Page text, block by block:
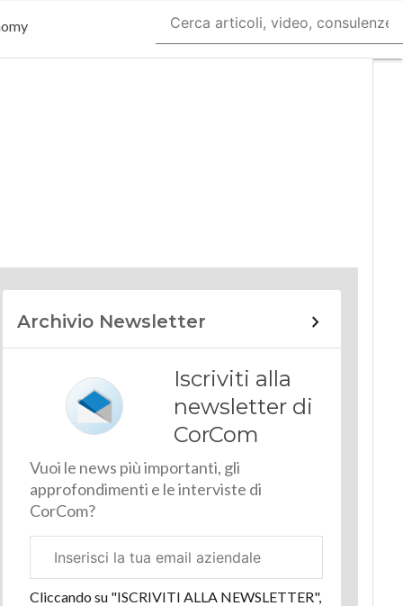
Archivio Newsletter
Iscriviti alla
newsletter di
CorCom
Vuoi le news più importanti, gli
approfondimenti e le interviste di
CorCom?
aziendale
Cliccando su "ISCRIVITI ALLA NEWSLETTER",